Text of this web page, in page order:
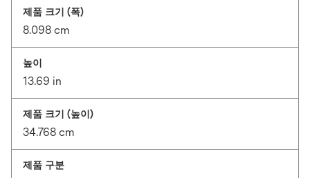
제품 크기 (폭)
8.098 cm
높이
13.69 in
제품 크기 (높이)
34.768 cm
제품 구분